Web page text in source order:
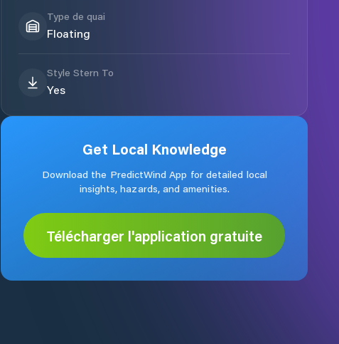
Type de quai
Floating
Style Stern To
Yes
Get Local Knowledge
Download the PredictWind App for detailed local
insights, hazards, and amenities.
Télécharger l'application gratuite